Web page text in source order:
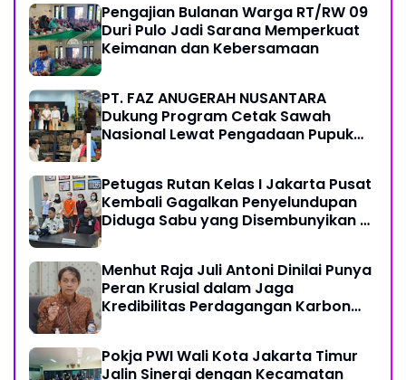
Pengajian Bulanan Warga RT/RW 09
Duri Pulo Jadi Sarana Memperkuat
Keimanan dan Kebersamaan
PT. FAZ ANUGERAH NUSANTARA
Dukung Program Cetak Sawah
Nasional Lewat Pengadaan Pupuk
Petugas Rutan Kelas I Jakarta Pusat
Kembali Gagalkan Penyelundupan
Diduga Sabu yang Disembunyikan di
Menhut Raja Juli Antoni Dinilai Punya
Peran Krusial dalam Jaga
Kredibilitas Perdagangan Karbon
Pokja PWI Wali Kota Jakarta Timur
Jalin Sinergi dengan Kecamatan